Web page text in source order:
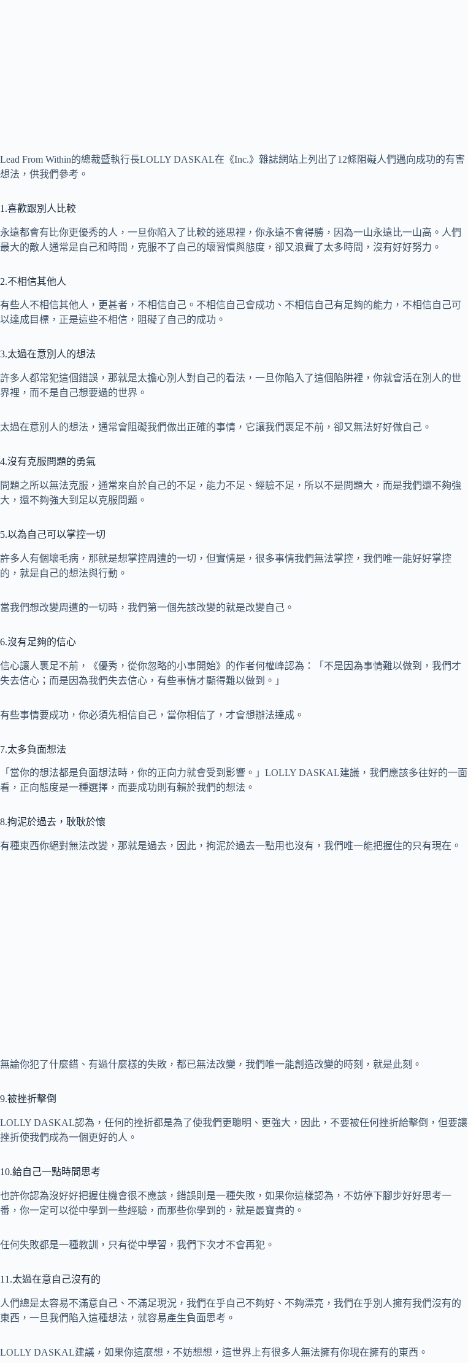
Lead From Within的總裁暨執行長LOLLY DASKAL在《Inc.》雜誌網站上列出了12條阻礙人們邁向成功的有害
想法，供我們參考。
1.喜歡跟別人比較
永遠都會有比你更優秀的人，一旦你陷入了比較的迷思裡，你永遠不會得勝，因為一山永遠比一山高。人們
最大的敵人通常是自己和時間，克服不了自己的壞習慣與態度，卻又浪費了太多時間，沒有好好努力。
2.不相信其他人
有些人不相信其他人，更甚者，不相信自己。不相信自己會成功、不相信自己有足夠的能力，不相信自己可
以達成目標，正是這些不相信，阻礙了自己的成功。
3.太過在意別人的想法
許多人都常犯這個錯誤，那就是太擔心別人對自己的看法，一旦你陷入了這個陷阱裡，你就會活在別人的世
界裡，而不是自己想要過的世界。
太過在意別人的想法，通常會阻礙我們做出正確的事情，它讓我們裹足不前，卻又無法好好做自己。
4.沒有克服問題的勇氣
問題之所以無法克服，通常來自於自己的不足，能力不足、經驗不足，所以不是問題大，而是我們還不夠強
大，還不夠強大到足以克服問題。
5.以為自己可以掌控一切
許多人有個壞毛病，那就是想掌控周遭的一切，但實情是，很多事情我們無法掌控，我們唯一能好好掌控
的，就是自己的想法與行動。
當我們想改變周遭的一切時，我們第一個先該改變的就是改變自己。
6.沒有足夠的信心
信心讓人裹足不前，《優秀，從你忽略的小事開始》的作者何權峰認為：「不是因為事情難以做到，我們才
失去信心；而是因為我們失去信心，有些事情才顯得難以做到。」
有些事情要成功，你必須先相信自己，當你相信了，才會想辦法達成。
7.太多負面想法
「當你的想法都是負面想法時，你的正向力就會受到影響。」LOLLY DASKAL建議，我們應該多往好的一面
看，正向態度是一種選擇，而要成功則有賴於我們的想法。
8.拘泥於過去，耿耿於懷
有種東西你絕對無法改變，那就是過去，因此，拘泥於過去一點用也沒有，我們唯一能把握住的只有現在。
無論你犯了什麼錯、有過什麼樣的失敗，都已無法改變，我們唯一能創造改變的時刻，就是此刻。
9.被挫折擊倒
LOLLY DASKAL認為，任何的挫折都是為了使我們更聰明、更強大，因此，不要被任何挫折給擊倒，但要讓
挫折使我們成為一個更好的人。
10.給自己一點時間思考
也許你認為沒好好把握住機會很不應該，錯誤則是一種失敗，如果你這樣認為，不妨停下腳步好好思考一
番，你一定可以從中學到一些經驗，而那些你學到的，就是最寶貴的。
任何失敗都是一種教訓，只有從中學習，我們下次才不會再犯。
11.太過在意自己沒有的
人們總是太容易不滿意自己、不滿足現況，我們在乎自己不夠好、不夠漂亮，我們在乎別人擁有我們沒有的
東西，一旦我們陷入這種想法，就容易產生負面思考。
LOLLY DASKAL建議，如果你這麼想，不妨想想，這世界上有很多人無法擁有你現在擁有的東西。